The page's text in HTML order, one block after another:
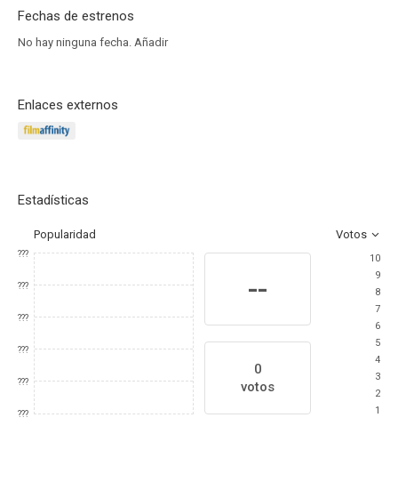
Fechas de estrenos
No hay ninguna fecha. Añadir
Enlaces externos
Estadísticas
Popularidad Votos
???
???
???
???
???
???
--
0
votos
10
9
8
7
6
5
4
3
2
1